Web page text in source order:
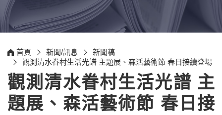
首頁 新聞/訊息
新聞稿
觀測清水眷村生活光譜 主題展、森活藝術節 春日接續登場
觀測清水眷村生活光譜 主
題展、森活藝術節 春日接